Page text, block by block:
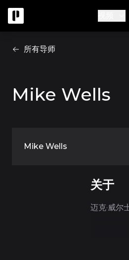
所有导师
Mike Wells
Mike Wells
关于
迈克·威尔